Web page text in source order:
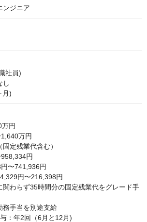
ンジニア
社員)
し
月)
円
万円
固定残業代含む）
円
円〜741,936円
円〜216,398円
わらず35時間分の固定残業代をグレード手
手当を別途支給
：年2回（6月と12月)